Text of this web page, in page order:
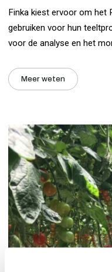
Finka kiest ervoor om het
gebruiken voor hun
voor de analyse en het
Meer weten